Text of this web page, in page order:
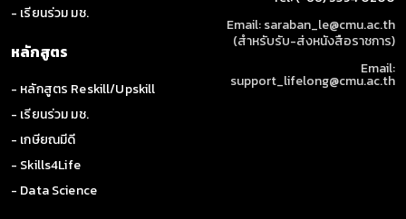
- เรียนร่วม มช.
หลักสูตร
- หลักสูตร Reskill/Upskill
- เรียนร่วม มช.
- เกษียณมีดี
- Skills4Life
- Data Science
Email: saraban_le@cmu.ac.th
(สำหรับรับ-ส่งหนังสือราชการ)
Email:
support_lifelong@cmu.ac.th